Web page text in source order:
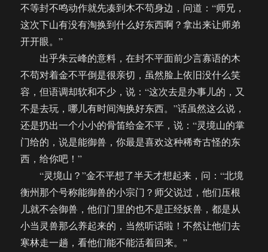
不等封不鸣动作就先凑到木不苟身边，问道：“师兄，
这次下山有没有淘换到什么好东西啊？拿出来让师弟
开开眼。”
出乎朱云峰的意料，在封不平面前少言寡语的木
不苟对着金不平倒是很亲切，虽然脸上依旧没什么笑
容，但语调却软和不少，说：“这次去是办事儿的，又
不是去玩，哪儿有时间淘换好东西。”话虽然这么说，
还是扔出一个小小的骨笛给金不平，说：“灵境山的掌
门给的，说是能御兽，你最是喜欢这种稀奇古怪的东
西，给你吧！”
“灵境山？”金不平想了半天才想起来，问：“北境
衡州那个号称能御兽的小宗门？师父说过，他们压根
儿就不会御兽，他们门里的也不是正经妖兽，都是从
小当灵兽那么养起来的，当然听话啦！不然让他们去
寒林走一趟，看他们能不能活着回来。”